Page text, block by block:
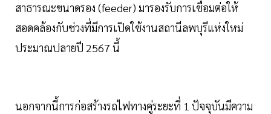
สาธารณะขนาดรอง (feeder) มารองรับการเชื่อมต่อให้
สอดคล้องกับช่วงที่มีการเปิดใช้งานสถานีลพบุรีแห่งใหม่
ประมาณปลายปี 2567 นี้
นอกจากนี้การก่อสร้างรถไฟทางคู่ระยะที่ 1 ปัจจุบันมีความ